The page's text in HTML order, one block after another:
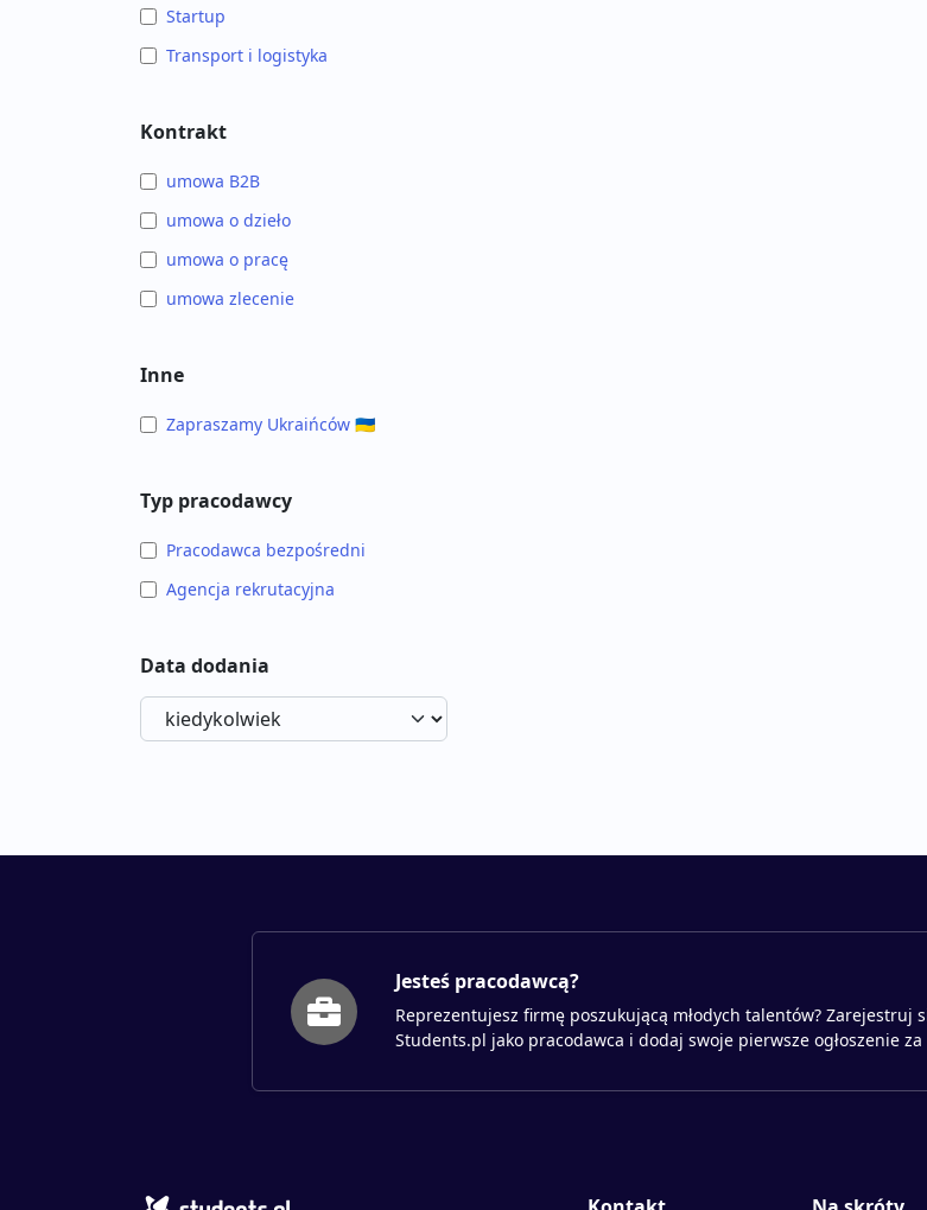
Startup
Transport i logistyka
Kontrakt
umowa B2B
umowa o dzieło
umowa o pracę
umowa zlecenie
Inne
Zapraszamy Ukraińców 🇺🇦
Typ pracodawcy
Pracodawca bezpośredni
Agencja rekrutacyjna
Data dodania
Jesteś pracodawcą?
Reprezentujesz firmę poszukującą młodych talentów? Zarejestruj
Students.pl jako pracodawca i dodaj swoje pierwsze ogłoszenie